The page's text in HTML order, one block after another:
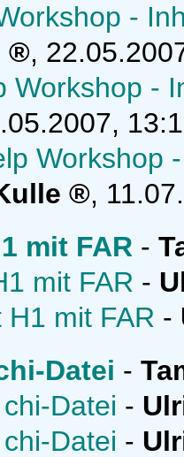
-
,
Workshop -
Workshop
,
mit FAR -
mit FAR -
mit FAR -
Datei -
Datei -
Datei -